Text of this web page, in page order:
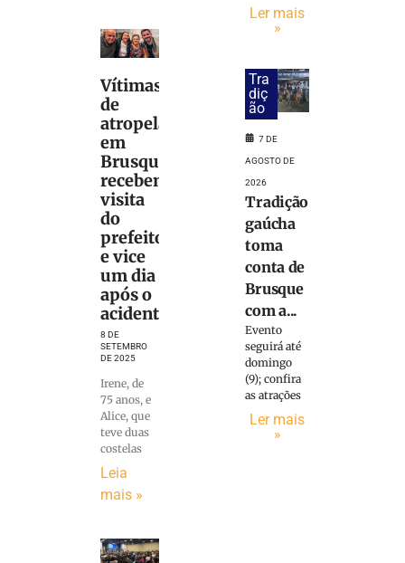
Vítimas
de
atropelamento
em
Brusque
recebem
visita
do
prefeito
e vice
um dia
após o
acidente
8 DE
SETEMBRO
DE 2025
Irene, de
75 anos, e
Alice, que
teve duas
costelas
Leia
mais »
Ler mais
»
Tra
diç
ão
7 DE
AGOSTO DE
2026
Tradição
gaúcha
toma
conta de
Brusque
com a...
Evento
seguirá até
domingo
(9); confira
as atrações
Ler mais
»